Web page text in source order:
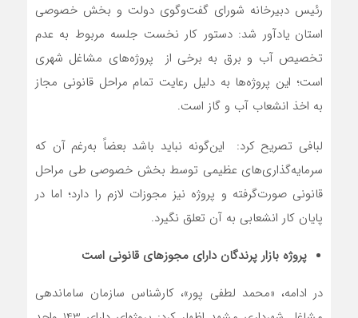
رئیس دبیرخانه شورای گفت‌وگوی دولت و بخش خصوصی
استان یادآور شد: دستور کار نخست جلسه مربوط به عدم
تخصیص آب و برق به برخی از پروژه‌های مشاغل شهری
است؛ این پروژه‌ها به دلیل رعایت تمام مراحل قانونی مجاز
به اخذ انشعاب آب و گاز است.
لبافی تصریح کرد: این‌گونه نباید باشد بعضاً به‌رغم آن که
سرمایه‌گذاری‌های عظیمی توسط بخش خصوصی طی مراحل
قانونی صورت‌گرفته و پروژه نیز مجوزات لازم را دارد؛ اما در
پایان کار انشعابی به آن تعلق نگیرد.
پروژه بازار پرندگان دارای مجوزهای قانونی است
در ادامه، «محمد لطفی پور»، کارشناس سازمان ساماندهی